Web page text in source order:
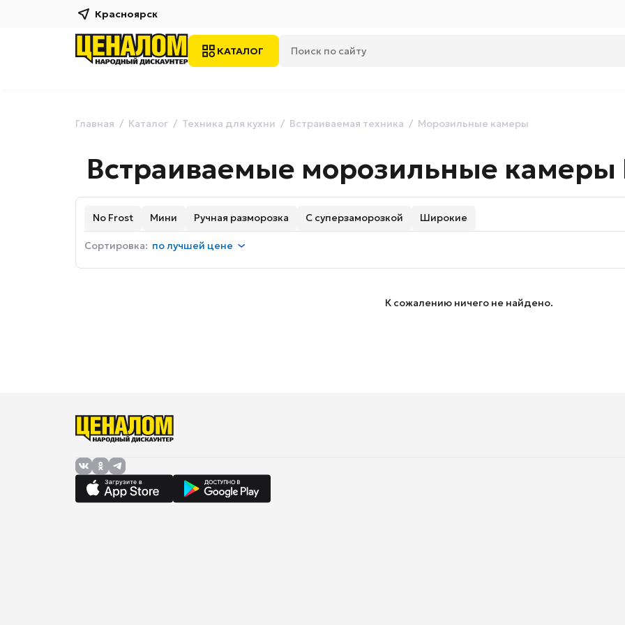
Красноярск
КАТАЛОГ
Главная Каталог Техника для кухни Встраиваемая техника Морозильные камеры
Встраиваемые морозильные камеры
No Frost Мини Ручная разморозка С суперзаморозкой Широкие
Сортировка: получшей цене
К сожалению ничего не найдено.